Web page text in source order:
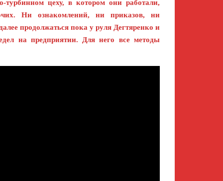
цеху, в котором они работали,
Ни ознакомлений, ни приказов, ни
продолжаться пока у руля Дегтяренко и
на предприятии. Для него все методы